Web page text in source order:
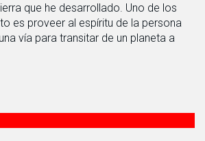
que he desarrollado. Uno de los
es proveer al espíritu de la persona
vía para transitar de un planeta a